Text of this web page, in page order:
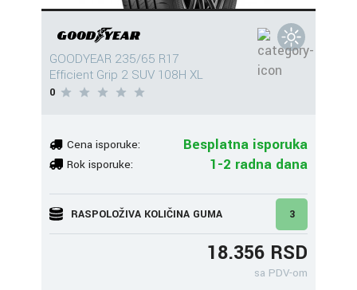
GOODYEAR 235/65 R17
Efficient Grip 2 SUV 108H XL
0
Cena isporuke: Besplatna isporuka
Rok isporuke: 1-2 radna dana
RASPOLOŽIVA KOLIČINA GUMA 3
18.356 RSD
sa PDV-om